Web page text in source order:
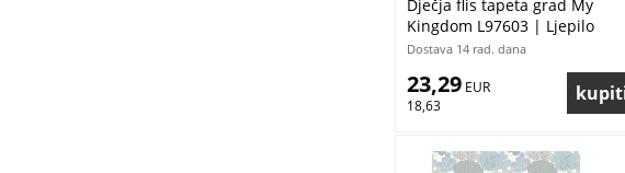
Dječja flis tapeta grad My
Kingdom L97603 | Ljepilo
besplatno
Dostava 14 rad. dana
23,29 EUR
18,63